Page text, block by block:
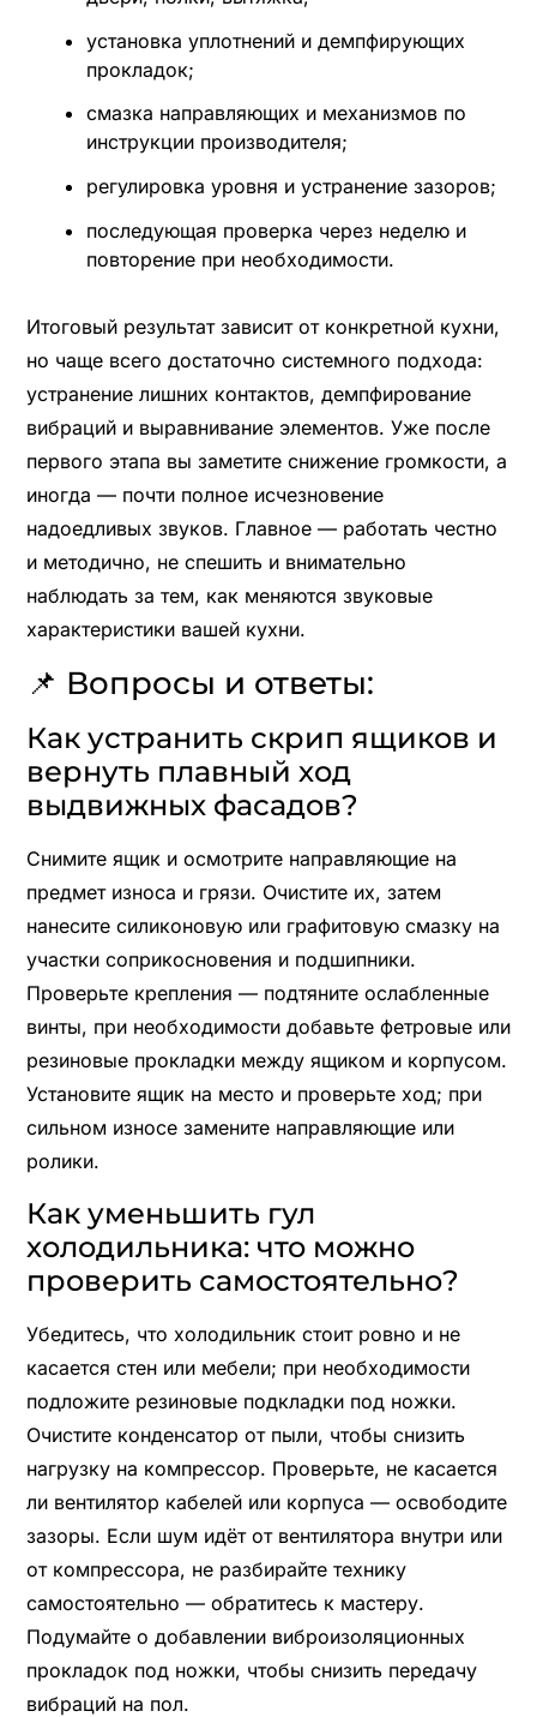
установка уплотнений и демпфирующих
прокладок;
смазка направляющих и механизмов по
инструкции производителя;
регулировка уровня и устранение зазоров;
последующая проверка через неделю и
повторение при необходимости.
Итоговый результат зависит от конкретной кухни,
но чаще всего достаточно системного подхода:
устранение лишних контактов, демпфирование
вибраций и выравнивание элементов. Уже после
первого этапа вы заметите снижение громкости, а
иногда — почти полное исчезновение
надоедливых звуков. Главное — работать честно
и методично, не спешить и внимательно
наблюдать за тем, как меняются звуковые
характеристики вашей кухни.
📌 Вопросы и ответы:
Как устранить скрип ящиков и
вернуть плавный ход
выдвижных фасадов?
Снимите ящик и осмотрите направляющие на
предмет износа и грязи. Очистите их, затем
нанесите силиконовую или графитовую смазку на
участки соприкосновения и подшипники.
Проверьте крепления — подтяните ослабленные
винты, при необходимости добавьте фетровые или
резиновые прокладки между ящиком и корпусом.
Установите ящик на место и проверьте ход; при
сильном износе замените направляющие или
ролики.
Как уменьшить гул
холодильника: что можно
проверить самостоятельно?
Убедитесь, что холодильник стоит ровно и не
касается стен или мебели; при необходимости
подложите резиновые подкладки под ножки.
Очистите конденсатор от пыли, чтобы снизить
нагрузку на компрессор. Проверьте, не касается
ли вентилятор кабелей или корпуса — освободите
зазоры. Если шум идёт от вентилятора внутри или
от компрессора, не разбирайте технику
самостоятельно — обратитесь к мастеру.
Подумайте о добавлении виброизоляционных
прокладок под ножки, чтобы снизить передачу
вибраций на пол.